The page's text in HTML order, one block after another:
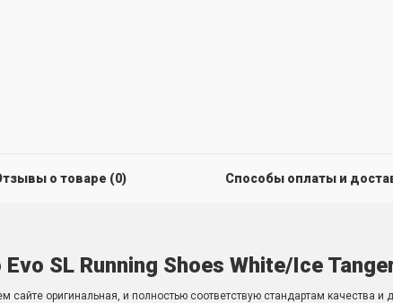
о товаре (0) Способы оплаты и
SL Running Shoes White/Ice
сайте оригинальная, и полностью соответствую стандартам качества и